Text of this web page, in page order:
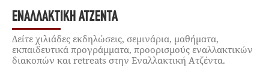
ΕΝΑΛΛΑΚΤΙΚΉ ΑΤΖΈΝΤΑ
Δείτε χιλιάδες εκδηλώσεις, σεμινάρια, μαθήματα,
εκπαιδευτικά προγράμματα, προορισμούς εναλλακτικών
διακοπών και retreats στην Εναλλακτική Ατζέντα.